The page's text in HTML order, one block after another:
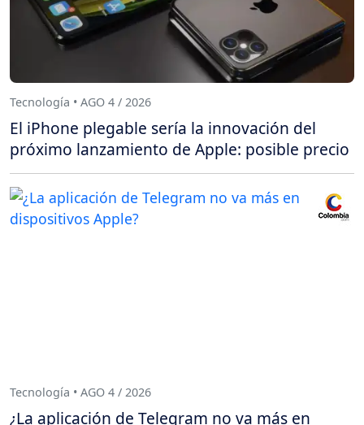
Tecnología • AGO 4 / 2026
El iPhone plegable sería la innovación del
próximo lanzamiento de Apple: posible precio
Tecnología • AGO 4 / 2026
¿La aplicación de Telegram no va más en